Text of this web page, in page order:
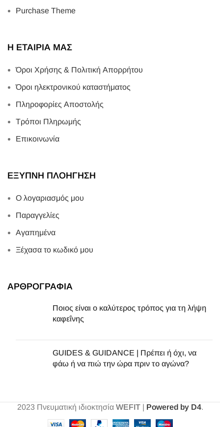
Purchase Theme
Η ΕΤΑΙΡΙΑ ΜΑΣ
Όροι Χρήσης & Πολιτική Απορρήτου
Όροι ηλεκτρονικού καταστήματος
Πληροφορίες Αποστολής
Τρόποι Πληρωμής
Επικοινωνία
ΕΞΥΠΝΗ ΠΛΟΗΓΗΣΗ
Ο λογαριασμός μου
Παραγγελίες
Αγαπημένα
Ξέχασα το κωδικό μου
ΑΡΘΡΟΓΡΑΦΙΑ
Ποιος είναι ο καλύτερος τρόπος για τη λήψη
καφεΐνης
GUIDES & GUIDANCE | Πρέπει ή όχι, να
φάω ή να πιώ την ώρα πριν το αγώνα?
2023 Πνευματική ιδιοκτησία WEFIT| Powered by D4.